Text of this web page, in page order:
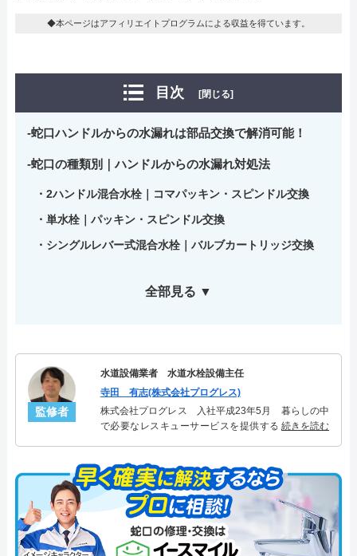
◆本ページはアフィリエイトプログラムによる収益を得ています。
目次 [閉じる]
蛇口ハンドルからの水漏れは部品交換で解消可能！
蛇口の種類別｜ハンドルからの水漏れ対処法
2ハンドル混合水栓｜コマパッキン・スピンドル交換
単水栓｜パッキン・スピンドル交換
シングルレバー式混合水栓｜バルブカートリッジ交換
全部見る ▼
監修者
水道設備業者 水道水栓設備主任
寺田 有志(株式会社プログレス)
株式会社プログレス 入社平成23年5月 暮らしの中
で必要なレスキューサービスを提供する株式会社プ
ブルを解決。多くのお客様に信頼される「水道水
栓」のスペシャリスト。
続きを読む